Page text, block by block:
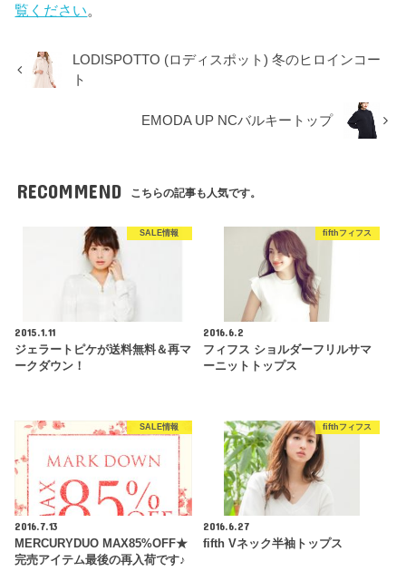
覧ください
LODISPOTTO (ロディスポット) 冬のヒロインコー
ト
EMODA UP NCバルキートップ
RECOMMEND こちらの記事も人気です。
SALE情報
2015.1.11
ジェラートピケが送料無料＆再マ
ークダウン！
fifthフィフス
2016.6.2
フィフス ショルダーフリルサマ
ーニットトップス
SALE情報
2016.7.13
MERCURYDUO MAX85%OFF★
完売アイテム最後の再入荷です♪
fifthフィフス
2016.6.27
fifth Vネック半袖トップス